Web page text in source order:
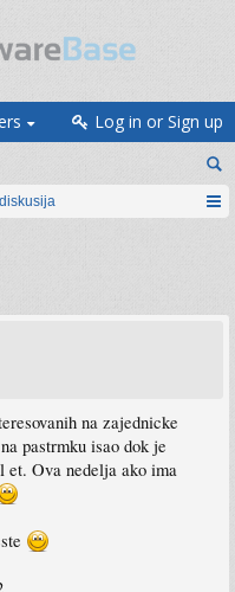
Log in or Sign up
na zajednicke
pastrmku isao dok je
et. Ova nedelja ako ima